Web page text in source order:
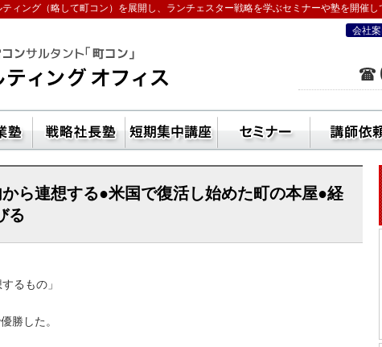
ィング（略して町コン）を展開し、ランチェスター戦略を学ぶセミナーや塾を開催し
学ぶなら五十嵐コンサルティングオフィ
会社
ン活用方法 独立起業塾 戦略社長塾東京・（ランチェスター経営
短期集中講座 セミ
ら連想する●米国で復活し始めた町の本屋●経
る
るもの」
勝した。